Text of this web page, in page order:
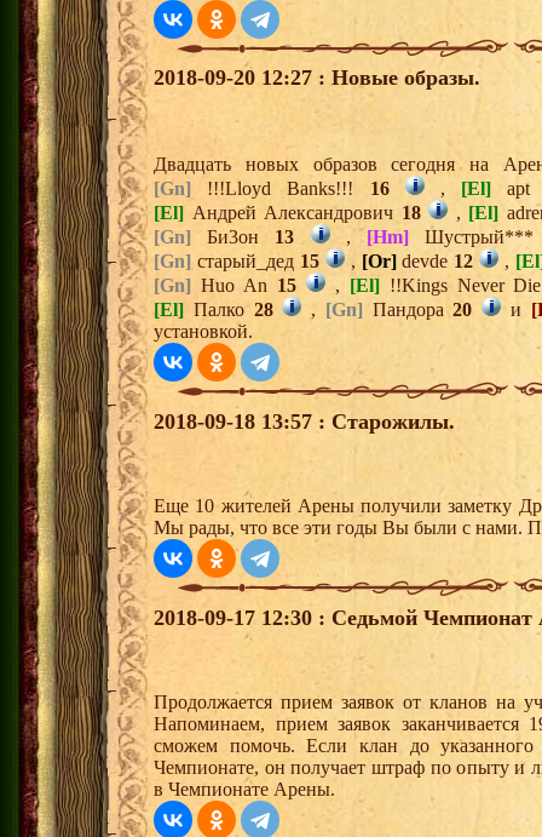
2018-09-20 12:27 : Новые образы.
Двадцать новых образов сегодня на
[Gn]
!!!Lloyd Banks!!! 16 , [El]
[El] Андрей Александрович 18 , [El]
[Gn]
Би3он 13 , [Hm]
[Gn] старый_дед 15 , [Or] devde 12 ,
[Gn]
Huo An 15 , [El] !!Kings Never
[El] Палко 28 , [Gn] Пандора20 и
установкой.
2018-09-18 13:57 : Старожилы.
Еще 10 жителей Арены получили заметку
Мы рады, что все эти годы Вы были с нами.
2018-09-17 12:30 : Седьмой
Продолжается прием заявок от кланов на
Напоминаем, прием заявок
сможем помочь. Если клан до
Чемпионате, он получает штраф по опыту и
в Чемпионате Арены.